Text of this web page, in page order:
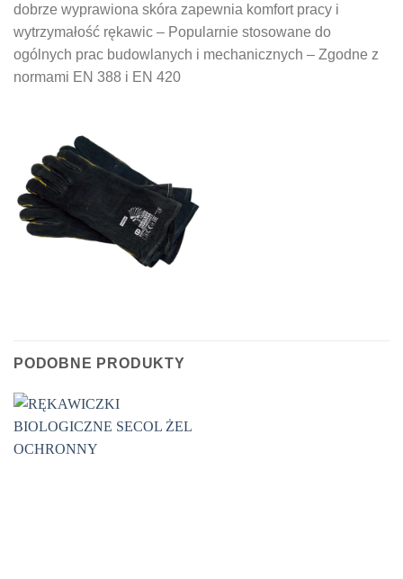
dobrze wyprawiona skóra zapewnia komfort pracy i
wytrzymałość rękawic – Popularnie stosowane do
ogólnych prac budowlanych i mechanicznych – Zgodne z
normami EN 388 i EN 420
PODOBNE PRODUKTY